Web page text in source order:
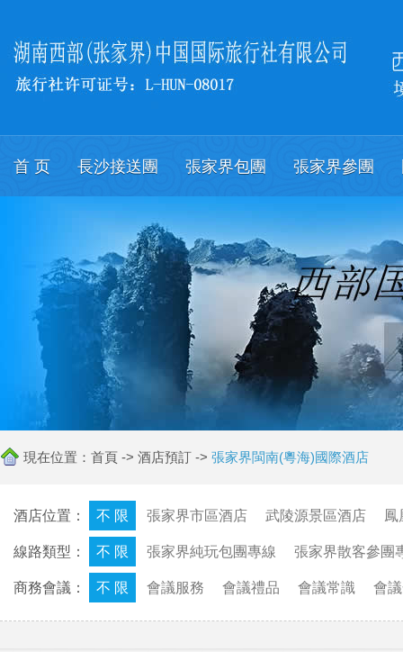
首 页 長沙接送團 張家界包團 張家界參團
現在位置： 首頁 -> 酒店預訂 -> 張家界閩南(粵海)國際酒店
酒店位置： 不 限 張家界市區酒店 武陵源景區酒店
線路類型： 不 限 張家界純玩包團專線 張家界散客參團
商務會議： 不 限 會議服務 會議禮品 會議常識 會